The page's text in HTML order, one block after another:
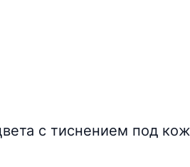
с тиснением под